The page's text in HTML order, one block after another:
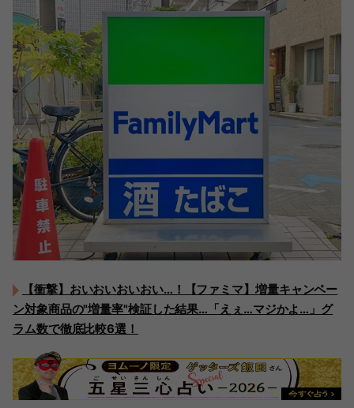
【衝撃】おいおいおいおい…！【ファミマ】増量キャンペー
ン対象商品の"増量率"検証した結果…「えぇ…マジかよ…」グ
ラム数で徹底比較6選！